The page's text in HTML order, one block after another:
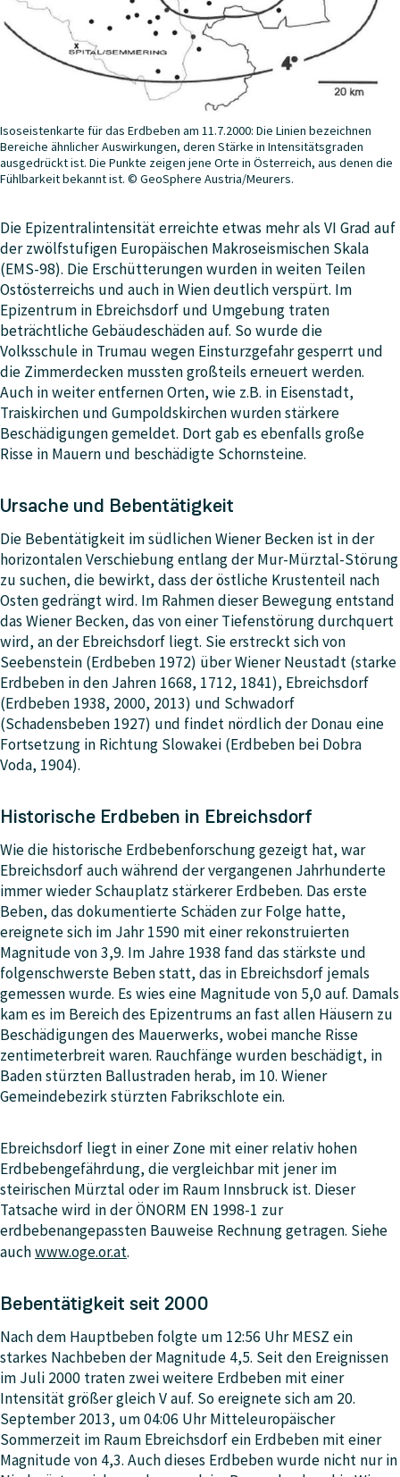
Isoseistenkarte für das Erdbeben am 11.7.2000: Die Linien bezeichnen
Bereiche ähnlicher Auswirkungen, deren Stärke in Intensitätsgraden
ausgedrückt ist. Die Punkte zeigen jene Orte in Österreich, aus denen die
Fühlbarkeit bekannt ist. © GeoSphere Austria/Meurers.
Die Epizentralintensität erreichte etwas mehr als VI Grad auf
der zwölfstufigen Europäischen Makroseismischen Skala
(EMS-98). Die Erschütterungen wurden in weiten Teilen
Ostösterreichs und auch in Wien deutlich verspürt. Im
Epizentrum in Ebreichsdorf und Umgebung traten
beträchtliche Gebäudeschäden auf. So wurde die
Volksschule in Trumau wegen Einsturzgefahr gesperrt und
die Zimmerdecken mussten großteils erneuert werden.
Auch in weiter entfernen Orten, wie z.B. in Eisenstadt,
Traiskirchen und Gumpoldskirchen wurden stärkere
Beschädigungen gemeldet. Dort gab es ebenfalls große
Risse in Mauern und beschädigte Schornsteine.
Ursache und Bebentätigkeit
Die Bebentätigkeit im südlichen Wiener Becken ist in der
horizontalen Verschiebung entlang der Mur-Mürztal-Störung
zu suchen, die bewirkt, dass der östliche Krustenteil nach
Osten gedrängt wird. Im Rahmen dieser Bewegung entstand
das Wiener Becken, das von einer Tiefenstörung durchquert
wird, an der Ebreichsdorf liegt. Sie erstreckt sich von
Seebenstein (Erdbeben 1972) über Wiener Neustadt (starke
Erdbeben in den Jahren 1668, 1712, 1841), Ebreichsdorf
(Erdbeben 1938, 2000, 2013) und Schwadorf
(Schadensbeben 1927) und findet nördlich der Donau eine
Fortsetzung in Richtung Slowakei (Erdbeben bei Dobra
Voda, 1904).
Historische Erdbeben in Ebreichsdorf
Wie die historische Erdbebenforschung gezeigt hat, war
Ebreichsdorf auch während der vergangenen Jahrhunderte
immer wieder Schauplatz stärkerer Erdbeben. Das erste
Beben, das dokumentierte Schäden zur Folge hatte,
ereignete sich im Jahr 1590 mit einer rekonstruierten
Magnitude von 3,9. Im Jahre 1938 fand das stärkste und
folgenschwerste Beben statt, das in Ebreichsdorf jemals
gemessen wurde. Es wies eine Magnitude von 5,0 auf. Damals
kam es im Bereich des Epizentrums an fast allen Häusern zu
Beschädigungen des Mauerwerks, wobei manche Risse
zentimeterbreit waren. Rauchfänge wurden beschädigt, in
Baden stürzten Ballustraden herab, im 10. Wiener
Gemeindebezirk stürzten Fabrikschlote ein.
Ebreichsdorf liegt in einer Zone mit einer relativ hohen
Erdbebengefährdung, die vergleichbar mit jener im
steirischen Mürztal oder im Raum Innsbruck ist. Dieser
Tatsache wird in der ÖNORM EN 1998-1 zur
erdbebenangepassten Bauweise Rechnung getragen. Siehe
auchwww.oge.or.at.
Bebentätigkeit seit 2000
Nach dem Hauptbeben folgte um 12:56 Uhr MESZ ein
starkes Nachbeben der Magnitude 4,5. Seit den Ereignissen
im Juli 2000 traten zwei weitere Erdbeben mit einer
Intensität größer gleich V auf. So ereignete sich am 20.
September 2013, um 04:06 Uhr Mitteleuropäischer
Sommerzeit im Raum Ebreichsdorf ein Erdbeben mit einer
Magnitude von 4,3. Auch dieses Erdbeben wurde nicht nur in